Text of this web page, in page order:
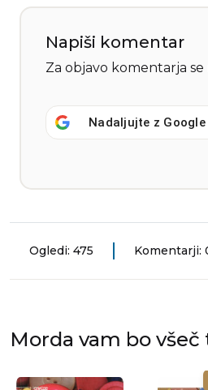
Napiši komentar
Za objavo komentarja
Nadaljujte z Google
Ogledi: 475 Komentarji:
Morda vam bo všeč